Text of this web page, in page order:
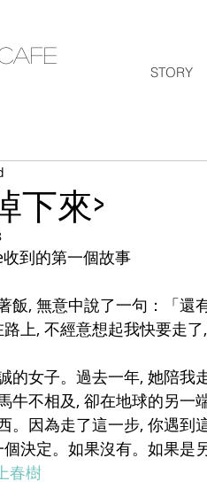
STORY
下來>
到的第一個故事
飯, 無意中說了一句：「還
上, 不經意想起我快要走
的女子。過去一年, 她陪
牛不相及, 卻在地球的另一
。因為走了這一步, 你遇到
決定。如果沒有。如果是
春樹